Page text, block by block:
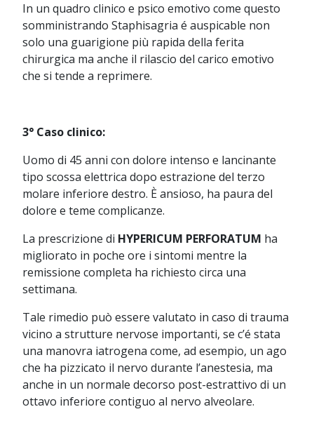
In un quadro clinico e psico emotivo come questo
somministrando Staphisagria é auspicable non
solo una guarigione più rapida della ferita
chirurgica ma anche il rilascio del carico emotivo
che si tende a reprimere.
3° Caso clinico:
Uomo di 45 anni con dolore intenso e lancinante
tipo scossa elettrica dopo estrazione del terzo
molare inferiore destro. È ansioso, ha paura del
dolore e teme complicanze.
La prescrizione di HYPERICUM PERFORATUM ha
migliorato in poche ore i sintomi mentre la
remissione completa ha richiesto circa una
settimana.
Tale rimedio può essere valutato in caso di trauma
vicino a strutture nervose importanti, se c’é stata
una manovra iatrogena come, ad esempio, un ago
che ha pizzicato il nervo durante l’anestesia, ma
anche in un normale decorso post-estrattivo di un
ottavo inferiore contiguo al nervo alveolare.